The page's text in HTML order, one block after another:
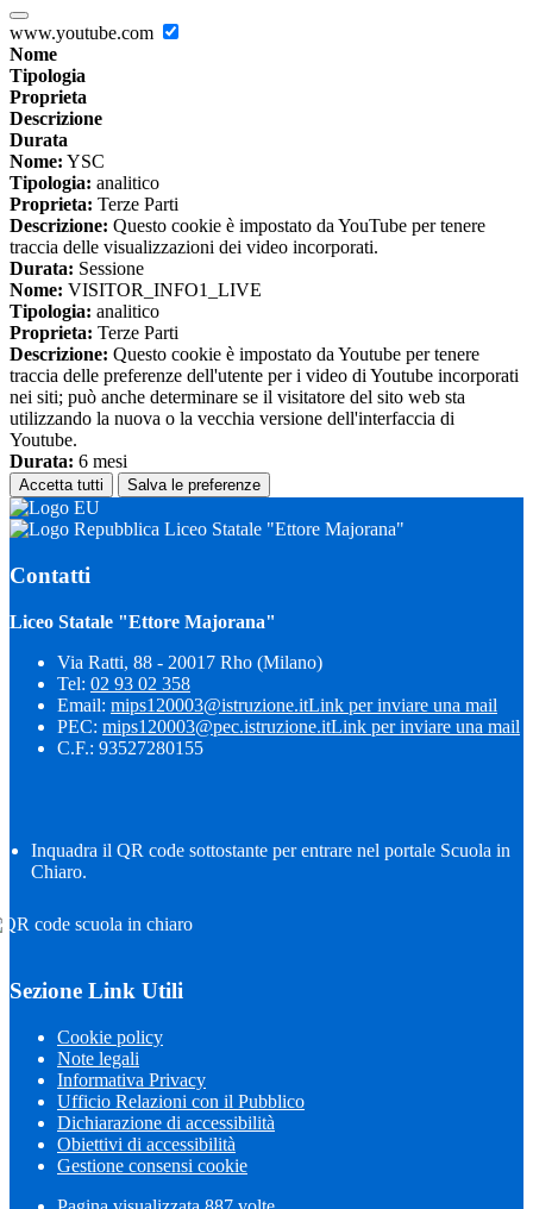
www.youtube.com
Nome
Tipologia
Proprieta
Descrizione
Durata
Nome: YSC
Tipologia: analitico
Proprieta: Terze Parti
Descrizione: Questo cookie è impostato da YouTube per tenere
traccia delle visualizzazioni dei video incorporati.
Durata: Sessione
Nome: VISITOR_INFO1_LIVE
Tipologia: analitico
Proprieta: Terze Parti
Descrizione: Questo cookie è impostato da Youtube per tenere
traccia delle preferenze dell'utente per i video di Youtube incorporati
nei siti; può anche determinare se il visitatore del sito web sta
utilizzando la nuova o la vecchia versione dell'interfaccia di
Youtube.
Durata: 6 mesi
Accetta tutti Salva le preferenze
Liceo Statale "Ettore Majorana"
Contatti
Liceo Statale "Ettore Majorana"
Via Ratti, 88 - 20017 Rho (Milano)
Tel: 02 93 02 358
Email: mips120003@istruzione.itLink per inviare una mail
PEC: mips120003@pec.istruzione.itLink per inviare una mail
C.F.: 93527280155
Inquadra il QR code sottostante per entrare nel portale Scuola in
Chiaro.
Sezione Link Utili
Cookie policy
Note legali
Informativa Privacy
Ufficio Relazioni con il Pubblico
Dichiarazione di accessibilità
Obiettivi di accessibilità
Gestione consensi cookie